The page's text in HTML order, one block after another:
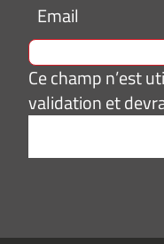
Email
Ce champ n’est
validation et
e-